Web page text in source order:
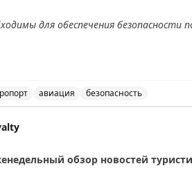
в бак на обратном пути, не
для обеспечения безопасности
авиация безопасность
обзор новостей